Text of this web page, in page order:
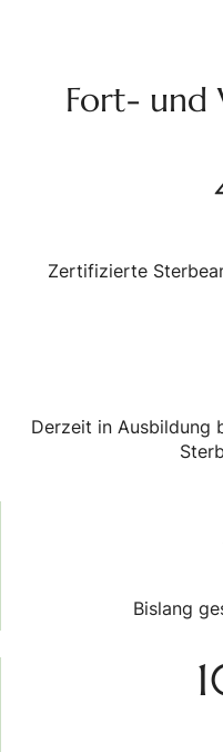
Fort- und
Zertifizierte
Derzeit in Ausbildung
Bislang